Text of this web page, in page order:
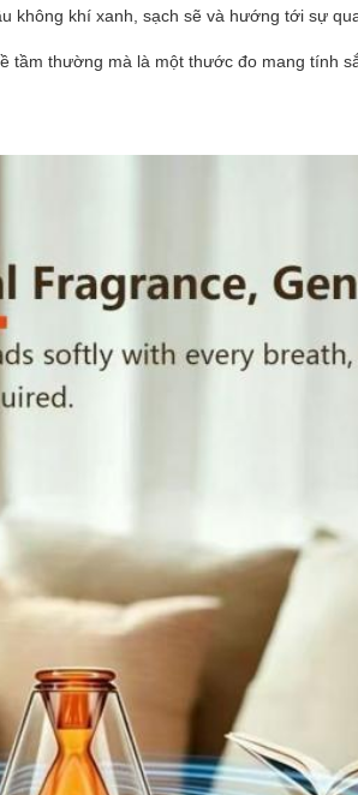
không khí xanh, sạch sẽ và hướng tới sự
tầm thường mà là một thước đo mang tính